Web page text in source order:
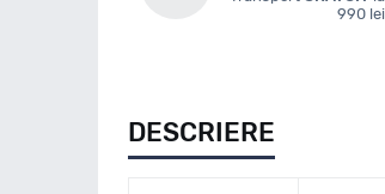
990 lei
DESCRIERE